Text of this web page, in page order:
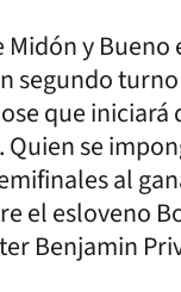
y Bueno
segundo
que iniciará
se
al
el esloveno
Benjamin